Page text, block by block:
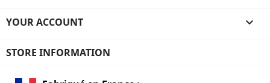
YOUR ACCOUNT 
STORE INFORMATION